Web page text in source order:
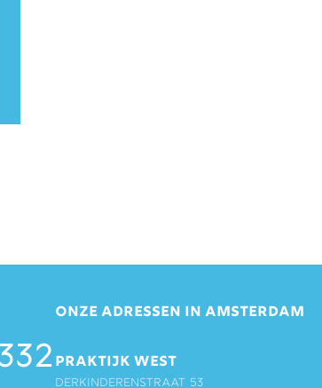
ONZE ADRESSEN IN AMSTERDAM
PRAKTIJK WEST
Derkinderenstraat 53